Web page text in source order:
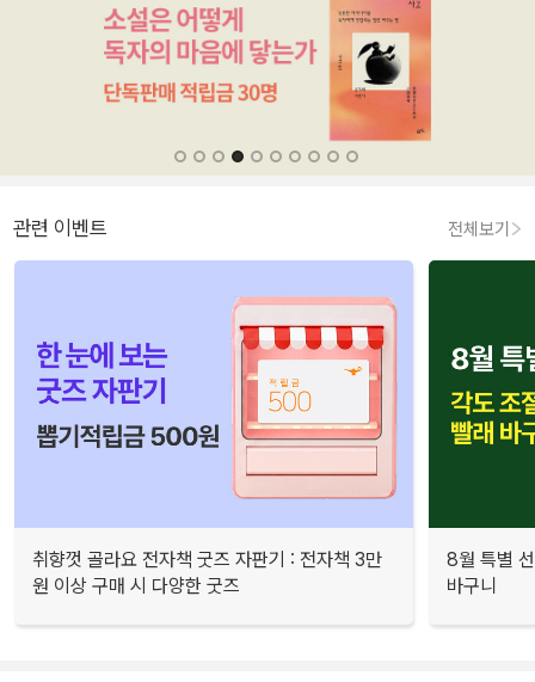
관련 이벤트 전체보기
취향껏 골라요 전자책 굿즈 자판기 : 전자책 3만
원 이상 구매 시 다양한 굿즈
8월 특별
바구니